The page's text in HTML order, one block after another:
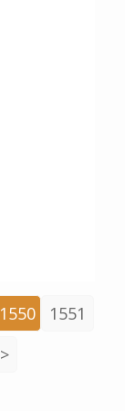
1550
1551